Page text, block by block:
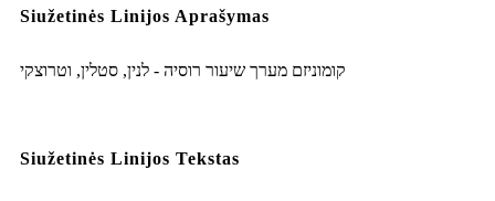
Siužetinės Linijos Aprašymas
קומוניזם מערך שיעור רוסיה - לנין, סטלין, וטרוצקי
Siužetinės Linijos Tekstas